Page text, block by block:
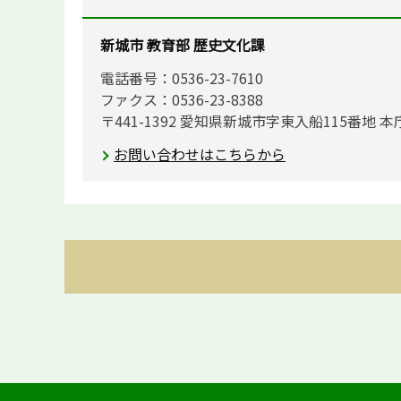
新城市 教育部 歴史文化課
電話番号：0536-23-7610
ファクス：0536-23-8388
〒441-1392 愛知県新城市字東入船115番地 本
お問い合わせはこちらから